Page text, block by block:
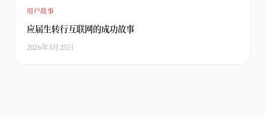
用户故事
应届生转行互联网的成功故事
2026年3月25日